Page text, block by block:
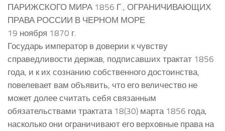
ПАРИЖСКОГО МИРА 1856 Г., ОГРАНИЧИВАЮЩИХ
ПРАВА РОССИИ В ЧЕРНОМ МОРЕ
19 ноября 1870 г.
Государь император в доверии к чувству
справедливости держав, подписавших трактат 1856
года, и к их сознанию собственного достоинства,
повелевает вам объявить, что его величество не
может долее считать себя связанным
обязательствами трактата 18(30) марта 1856 года,
насколько они ограничивают его верховные права на